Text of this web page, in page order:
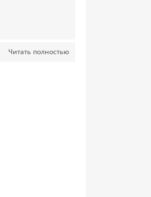
Читать полностью